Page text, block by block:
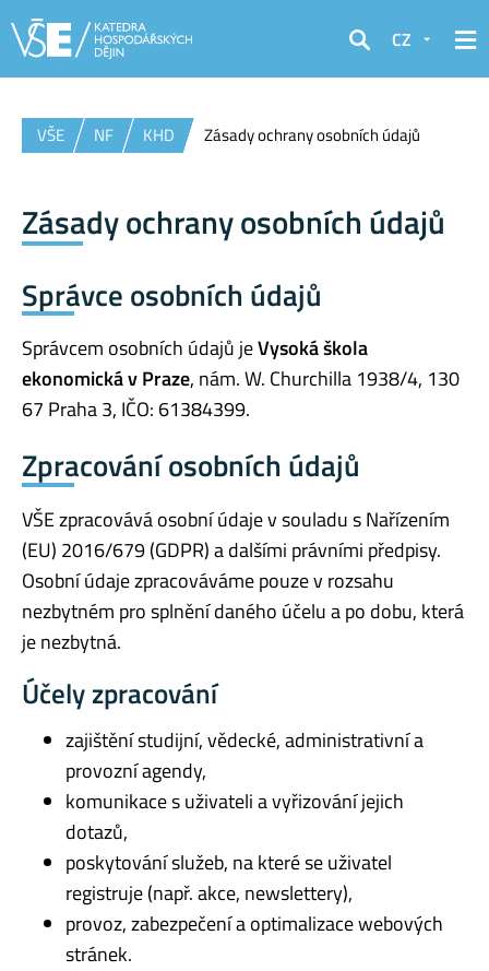
Hledat
CZ
VŠE NF KHD Zásady ochrany osobních údajů
Zásady ochrany osobních údajů
Správce osobních údajů
Správcem osobních údajů jeVysoká škola
ekonomická v Praze, nám. W. Churchilla 1938/4, 130
67 Praha 3, IČO: 61384399.
Zpracování osobních údajů
VŠE zpracovává osobní údaje v souladu s Nařízením
(EU) 2016/679 (GDPR) a dalšími právními předpisy.
Osobní údaje zpracováváme pouze v rozsahu
nezbytném pro splnění daného účelu a po dobu, která
je nezbytná.
Účely zpracování
zajištění studijní, vědecké, administrativní a
provozní agendy,
komunikace s uživateli a vyřizování jejich
dotazů,
poskytování služeb, na které se uživatel
registruje (např. akce, newslettery),
provoz, zabezpečení a optimalizace webových
stránek.